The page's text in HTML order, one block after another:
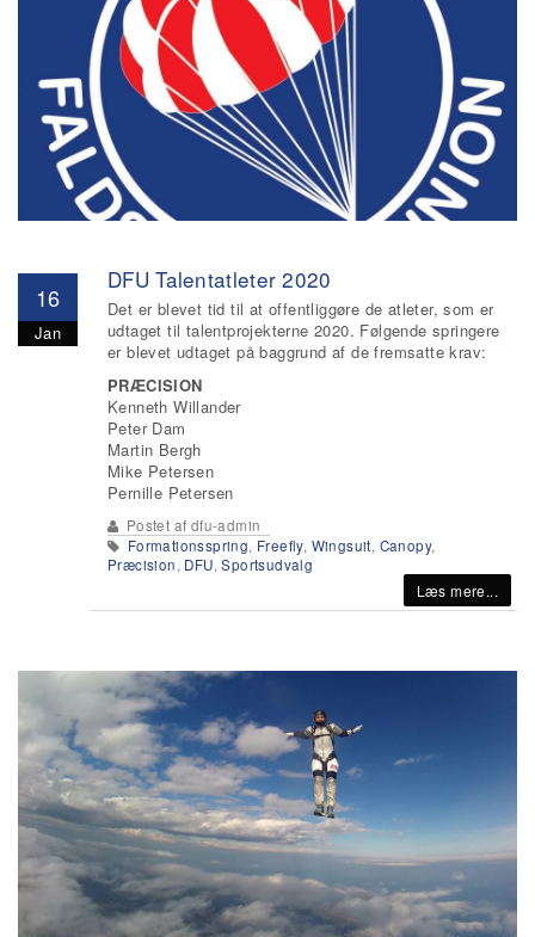
16
Jan
DFU Talentatleter 2020
Det er blevet tid til at offentliggøre de atleter, som er
udtaget til talentprojekterne 2020. Følgende springere
er blevet udtaget på baggrund af de fremsatte krav:
PRÆCISION
Kenneth Willander
Peter Dam
Martin Bergh
Mike Petersen
Pernille Petersen
Postet af dfu-admin
Formationsspring, Freefly, Wingsuit, Canopy,
Præcision, DFU,Sportsudvalg
Læs mere...